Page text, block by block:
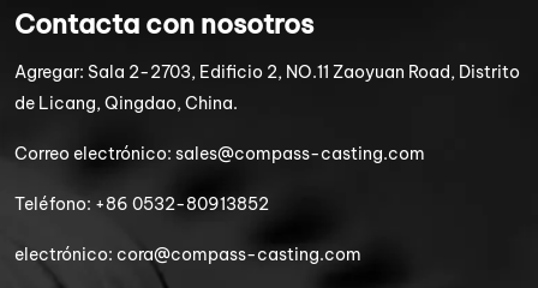
Contacta con nosotros
Agregar: Sala 2-2703, Edificio 2, NO.11 Zaoyuan Road, Distrito
de Licang, Qingdao, China.
Correo electrónico:sales@compass-casting.com
Teléfono: +86 0532-80913852
electrónico: cora@compass-casting.com